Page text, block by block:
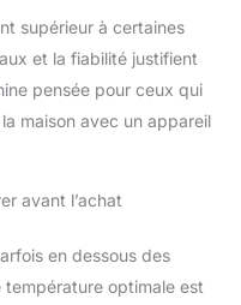
supérieur à certaines
et la fiabilité justifient
pensée pour ceux qui
maison avec un appareil
avant l’achat
en dessous des
optimale est